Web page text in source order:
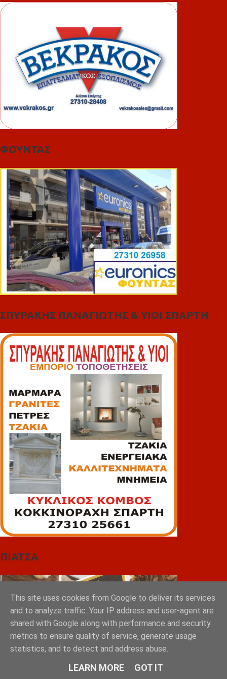
ΦΟΥΝΤΑΣ
ΣΠΥΡΑΚΗΣ ΠΑΝΑΓΙΩΤΗΣ & YIOI ΣΠΑΡΤΗ
ΠΙΑΤΣΑ
This site uses cookies from Google to deliver its services
and to analyze traffic. Your IP address and user-agent are
shared with Google along with performance and security
metrics to ensure quality of service, generate usage
statistics, and to detect and address abuse.
LEARN MORE GOT IT